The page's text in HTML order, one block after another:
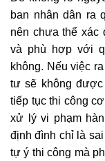
ban nhân dân ra
nên chưa thể xác
và phù hợp với
không. Nếu việc
tư sẽ không được
tiếp tục thi công
xử lý vi phạm
định đình chỉ là
tự ý thi công mà